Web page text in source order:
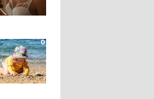
0